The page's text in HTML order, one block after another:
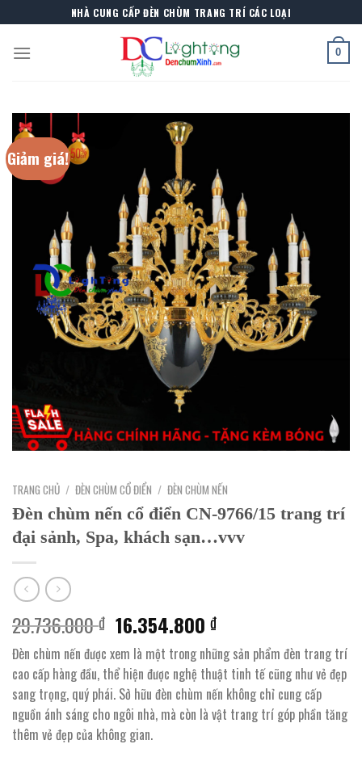
to
content
NHÀ CUNG CẤP ĐÈN CHÙM TRANG TRÍ CÁC LOẠI
0
Giảm giá!
TRANG CHỦ / ĐÈN CHÙM CỔ ĐIỂN / ĐÈN CHÙM NẾN
Đèn chùm nến cổ điển CN-9766/15 trang trí
đại sảnh, Spa, khách sạn…vvv
29.736.000₫ Giá
gốc
là:
29.736.000 ₫.
16.354.800₫Giá
hiện
tại
là:
16.354.800 ₫.
Đèn chùm nến được xem là một trong những sản phẩm đèn trang trí
cao cấp hàng đầu, thể hiện được nghệ thuật tinh tế cũng như vẻ đẹp
sang trọng, quý phái. Sở hữu đèn chùm nến không chỉ cung cấp
nguồn ánh sáng cho ngôi nhà, mà còn là vật trang trí góp phần tăng
thêm vẻ đẹp của không gian.